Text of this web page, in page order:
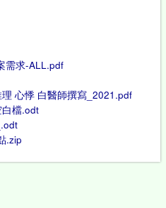
需求-ALL.pdf
心悸 白醫師撰寫_2021.pdf
檔.odt
.zip